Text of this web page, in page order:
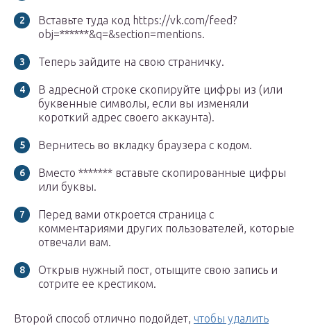
Вставьте туда код https://vk.com/feed?
obj=******&q=&section=mentions.
Теперь зайдите на свою страничку.
В адресной строке скопируйте цифры из (или
буквенные символы, если вы изменяли
короткий адрес своего аккаунта).
Вернитесь во вкладку браузера с кодом.
Вместо ******* вставьте скопированные цифры
или буквы.
Перед вами откроется страница с
комментариями других пользователей, которые
отвечали вам.
Открыв нужный пост, отыщите свою запись и
сотрите ее крестиком.
Второй способ отлично подойдет, чтобы удалить